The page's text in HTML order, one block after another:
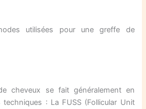
utilisées pour une greffe de
cheveux se fait généralement en
techniques : La FUSS (Follicular Unit